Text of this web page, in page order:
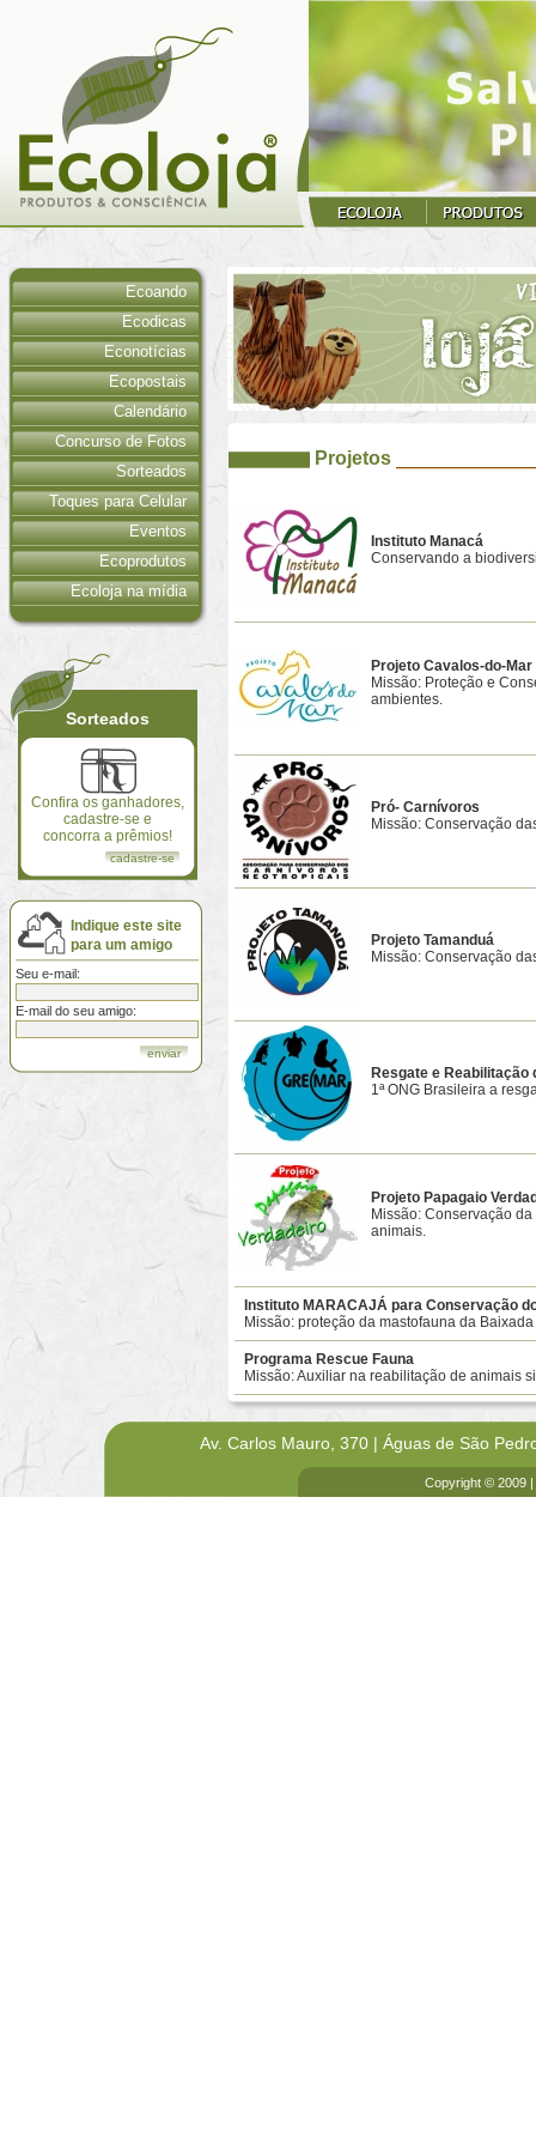
Ecoando
Ecodicas
Econotícias
Ecopostais
Calendário
Concurso de Fotos
Sorteados
Toques para Celular
Eventos
Ecoprodutos
Ecoloja na mídia
Sorteados
Confira os ganhadores,
cadastre-se e
concorra a prêmios!
cadastre-se
Indique este site
para um amigo
Seu e-mail:
E-mail do seu amigo:
Projetos
Instituto Manacá
Conservando a
Projeto Cavalos-do-Mar
Missão: Proteção e
ambientes.
Pró- Carnívoros
Missão: Conservação
Projeto Tamanduá
Missão: Conservação
Resgate e Reabilitação
1ª ONG Brasileira a
Projeto Papagaio
Missão: Conservação
animais.
Instituto MARACAJÁ para Conservação
Missão: proteção da mastofauna da
Programa Rescue Fauna
Missão: Auxiliar na reabilitação de animais
Av. Carlos Mauro, 370 | Águas de São
Copyright © 2009